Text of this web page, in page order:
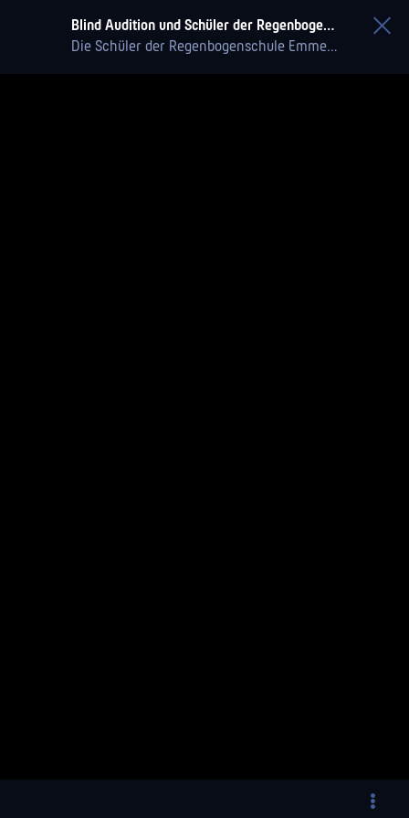
Blind Audition und Schüler der Regenbogenschule Emmersweiler in Velsen
Die Schüler der Regenbogenschule Emmersweiler haben sich für die Einstimmung auf die Special Olympics musikalische Verstärkung durch die Band „Blind Audition“ und Profischlagzeuger Elmar Federkeil geholt. Unter der musikalischen Leitung von Isabell Spindler formte sich die Gruppe zu einem begeisterten Dreamteam. Passend zum besonderen Arrangement wurde der Song an einer kreativen und heimatverbundenen Location, dem Erlebnisbergwerk Velsen, aufgenommen.